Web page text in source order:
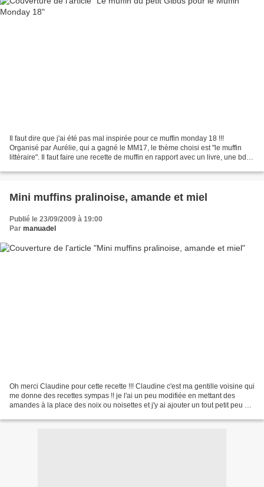
Il faut dire que j'ai été pas mal inspirée pour ce muffin monday 18 !!!
Organisé par Aurélie, qui a gagné le MM17, le thème choisi est "le muffin
littéraire". Il faut faire une recette de muffin en rapport avec un livre, une bd,
Mini muffins pralinoise, amande et miel
Publié le 23/09/2009 à 19:00
Par manuadel
Oh merci Claudine pour cette recette !!! Claudine c'est ma gentille voisine qui
me donne des recettes sympas !! je l'ai un peu modifiée en mettant des
amandes à la place des noix ou noisettes et j'y ai ajouter un tout petit peu de